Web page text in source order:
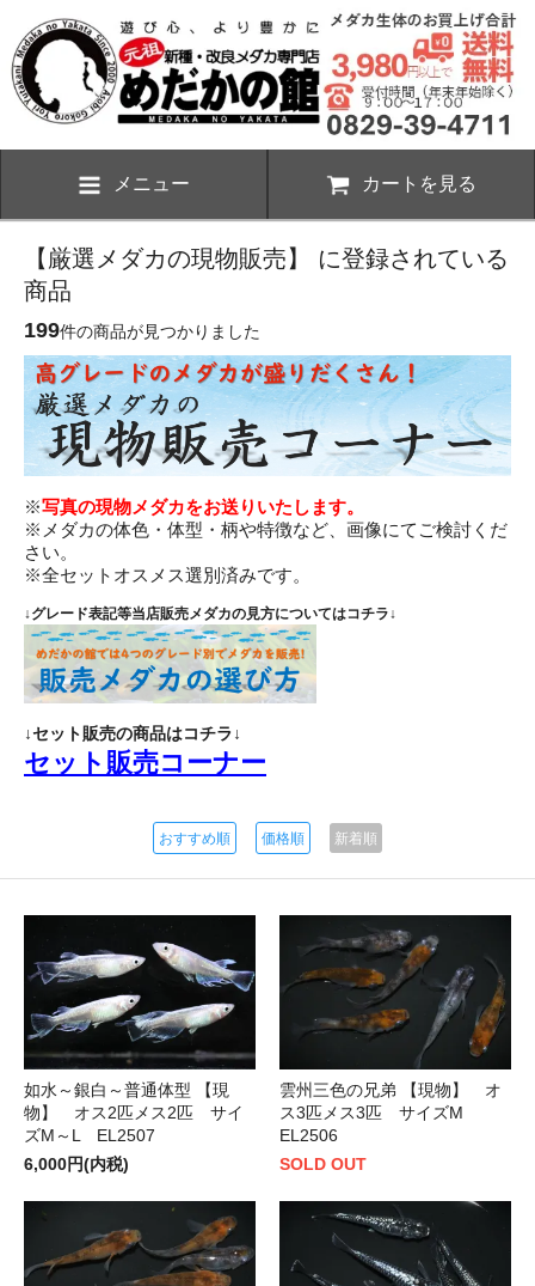
メニュー カートを見る
【厳選メダカの現物販売】 に登録されている
商品
199件の商品が見つかりました
※写真の現物メダカをお送りいたします。
※メダカの体色・体型・柄や特徴など、画像にてご検討くだ
さい。
※全セットオスメス選別済みです。
↓グレード表記等当店販売メダカの見方についてはコチラ↓
↓セット販売の商品はコチラ↓
セット販売コーナー
おすすめ順 価格順 新着順
如水～銀白～普通体型 【現
物】 オス2匹メス2匹 サイ
ズM～L EL2507
6,000円(内税)
雲州三色の兄弟 【現物】 オ
ス3匹メス3匹 サイズM
EL2506
SOLD OUT